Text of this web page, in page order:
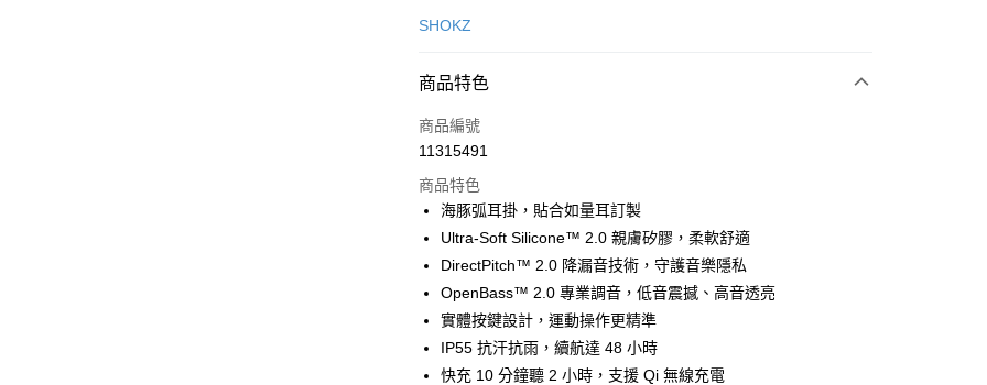
信用卡一次付款
街口支付
悠遊付
運送方式
付款後全家取貨
免運費
SHOKZ
商品特色
商品編號
11315491
商品特色
海豚弧耳掛，貼合如量耳訂製
Ultra-Soft Silicone™ 2.0 親膚矽膠，柔軟舒適
DirectPitch™ 2.0 降漏音技術，守護音樂隱私
OpenBass™ 2.0 專業調音，低音震撼、高音透亮
實體按鍵設計，運動操作更精準
IP55 抗汗抗雨，續航達 48 小時
快充 10 分鐘聽 2 小時，支援 Qi 無線充電